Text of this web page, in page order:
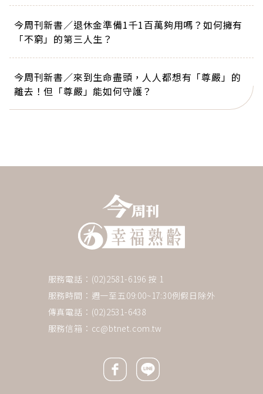
今周刊新書／退休金準備1千1百萬夠用嗎？如何擁有
「不窮」的第三人生？
今周刊新書／來到生命盡頭，人人都想有「尊嚴」的
離去！但「尊嚴」能如何守護？
服務電話：(02)2581-6196 按 1
服務時間：週一至五09:00~17:30例假日除外
傳真電話：(02)2531-6438
服務信箱： cc@btnet.com.tw
Facebook icon
Line icon